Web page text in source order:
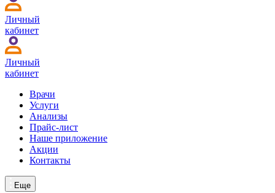
Личный
кабинет
Личный
кабинет
Врачи
Услуги
Анализы
Прайс-лист
Наше приложение
Акции
Контакты
Еще